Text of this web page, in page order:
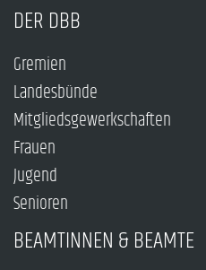
DER DBB
Gremien
Landesbünde
Mitgliedsgewerkschaften
Frauen
Jugend
Senioren
BEAMTINNEN & BEAMTE